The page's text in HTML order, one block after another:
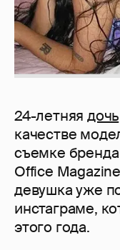
24-летняядочь
качестве
съемке
Office
девушка уже
инстаграме,
этого года.